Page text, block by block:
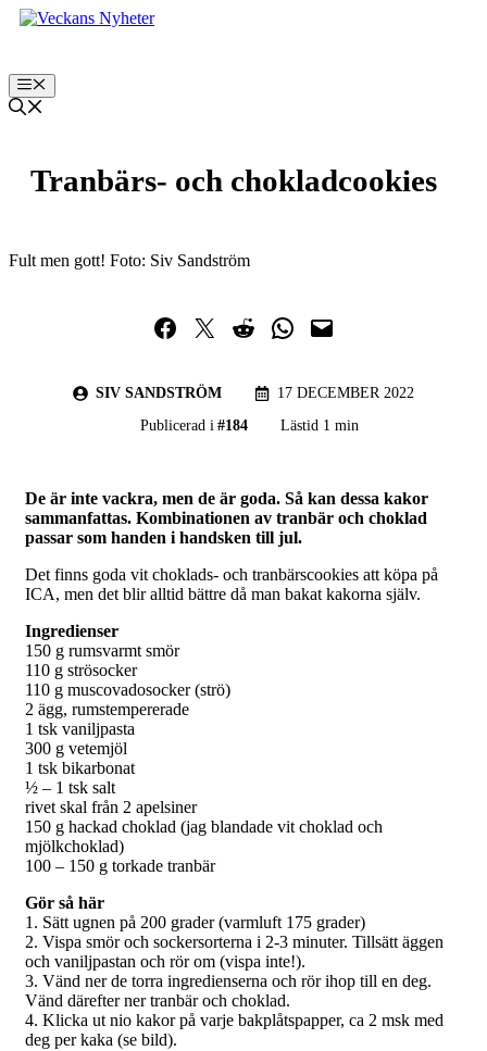
Hoppa
Meny
Tranbärs- och chokladcookies
Fult men gott! Foto: Siv Sandström
Dela på Facebook
Dela på TwitterDela på RedditDela i WhatsApp
Maila en länk
SIV SANDSTRÖM
17 DECEMBER 2022
Publicerad i #184 Lästid 1 min
De är inte vackra, men de är goda. Så kan dessa kakor
sammanfattas. Kombinationen av tranbär och choklad
passar som handen i handsken till jul.
Det finns goda vit choklads- och tranbärscookies att köpa på
ICA, men det blir alltid bättre då man bakat kakorna själv.
Ingredienser
150 g rumsvarmt smör
110 g strösocker
110 g muscovadosocker (strö)
2 ägg, rumstempererade
1 tsk vaniljpasta
300 g vetemjöl
1 tsk bikarbonat
½ – 1 tsk salt
rivet skal från 2 apelsiner
150 g hackad choklad (jag blandade vit choklad och
mjölkchoklad)
100 – 150 g torkade tranbär
Gör så här
1. Sätt ugnen på 200 grader (varmluft 175 grader)
2. Vispa smör och sockersorterna i 2-3 minuter. Tillsätt äggen
och vaniljpastan och rör om (vispa inte!).
3. Vänd ner de torra ingredienserna och rör ihop till en deg.
Vänd därefter ner tranbär och choklad.
4. Klicka ut nio kakor på varje bakplåtspapper, ca 2 msk med
deg per kaka (se bild).